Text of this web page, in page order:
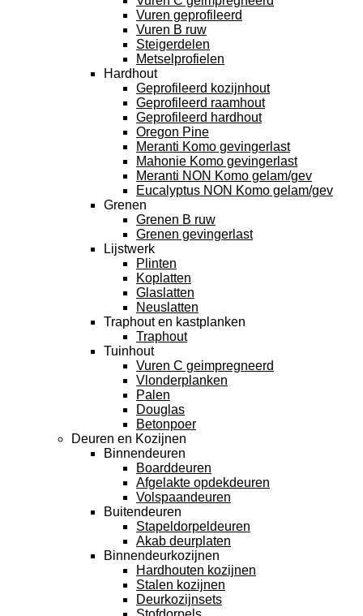
Vuren geprofileerd
Vuren B ruw
Steigerdelen
Metselprofielen
Hardhout
Geprofileerd kozijnhout
Geprofileerd raamhout
Geprofileerd hardhout
Oregon Pine
Meranti Komo gevingerlast
Mahonie Komo gevingerlast
Meranti NON Komo gelam/gev
Eucalyptus NON Komo gelam/gev
Grenen
Grenen B ruw
Grenen gevingerlast
Lijstwerk
Plinten
Koplatten
Glaslatten
Neuslatten
Traphout en kastplanken
Traphout
Tuinhout
Vuren C geimpregneerd
Vlonderplanken
Palen
Douglas
Betonpoer
Deuren en Kozijnen
Binnendeuren
Boarddeuren
Afgelakte opdekdeuren
Volspaandeuren
Buitendeuren
Stapeldorpeldeuren
Akab deurplaten
Binnendeurkozijnen
Hardhouten kozijnen
Stalen kozijnen
Deurkozijnsets